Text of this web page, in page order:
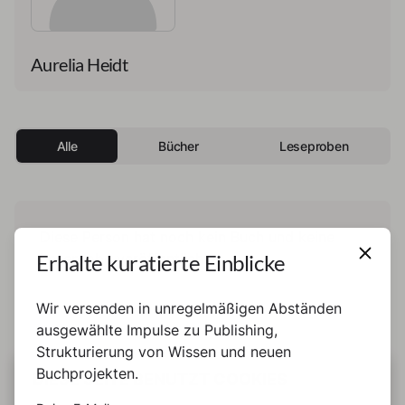
Aurelia Heidt
Alle Bücher Leseproben
Leseprobe veröffentlicht.
DIESE SEITE BENUTZT COOKIES
Erhalte kuratierte Einblicke
Wir versenden in unregelmäßigen Abständen
ausgewählte Impulse zu Publishing,
Strukturierung von Wissen und neuen
Buchprojekten.